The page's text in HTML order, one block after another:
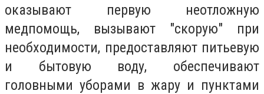
оказывают первую неотложную
медпомощь, вызывают "скорую" при
необходимости, предоставляют питьевую
и бытовую воду, обеспечивают
головными уборами в жару и пунктами